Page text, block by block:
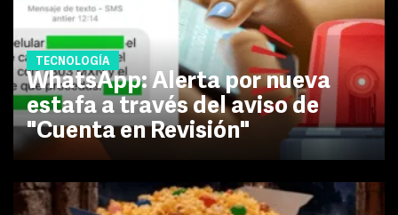
TECNOLOGÍA
WhatsApp: Alerta por nueva
estafa a través del aviso de
"Cuenta en Revisión"